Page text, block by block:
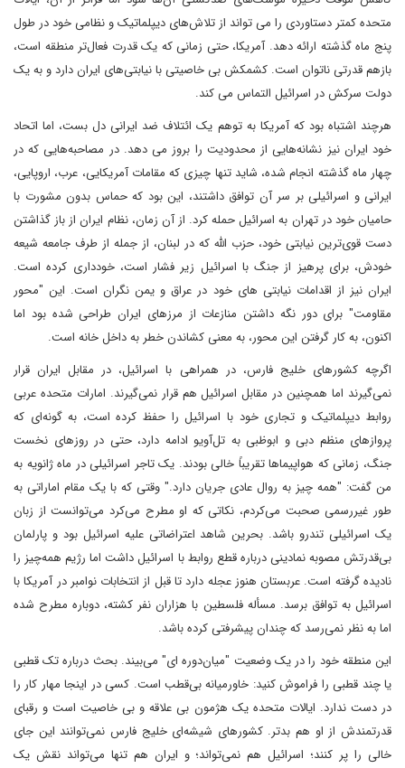
متحده کمتر دستاوردی را می تواند از تلاش‌های دیپلماتیک و نظامی خود در طول
پنج ماه گذشته ارائه دهد. آمریکا، حتی زمانی که یک قدرت فعال‌تر منطقه است،
بازهم قدرتی ناتوان است. کشمکش بی خاصیتی با نیابتی‌های ایران دارد و به یک
دولت سرکش در اسرائیل التماس می کند.
هرچند اشتباه بود که آمریکا به توهم یک ائتلاف ضد ایرانی دل بست، اما اتحاد
خود ایران نیز نشانه‌هایی از محدودیت را بروز می ‌دهد. در مصاحبه‌هایی که در
چهار ماه گذشته انجام شده، شاید تنها چیزی که مقامات آمریکایی، عرب، اروپایی،
ایرانی و اسرائیلی بر سر آن توافق داشتند، این بود که حماس بدون مشورت با
حامیان خود در تهران به اسرائیل حمله کرد. از آن زمان، نظام ایران از باز گذاشتن
دست قوی‌ترین نیابتی خود، حزب الله که در لبنان، از جمله از طرف جامعه شیعه
خودش، برای پرهیز از جنگ با اسرائیل زیر فشار است، خودداری کرده است.
ایران نیز از اقدامات نیابتی های خود در عراق و یمن نگران است. این "محور
مقاومت" برای دور نگه داشتن منازعات از مرزهای ایران طراحی شده بود اما
اکنون، به کار گرفتن این محور، به معنی کشاندن خطر به داخل خانه است.
اگرچه کشورهای خلیج فارس، در همراهی با اسرائیل، در مقابل ایران قرار
نمی‌گیرند اما همچنین در مقابل اسرائیل هم قرار نمی‌گیرند. امارات متحده عربی
روابط دیپلماتیک و تجاری خود با اسرائیل را حفظ کرده است، به گونه‌ای که
پروازهای منظم دبی و ابوظبی به تل‌آویو ادامه دارد، حتی در روزهای نخست
جنگ، زمانی که هواپیماها تقریباً خالی بودند. یک تاجر اسرائیلی در ماه ژانویه به
من گفت: "همه چیز به روال عادی جریان دارد." وقتی که با یک مقام اماراتی به
طور غیررسمی صحبت می‌کردم، نکاتی که او مطرح می‌کرد می‌توانست از زبان
یک اسرائیلی تندرو باشد. بحرین شاهد اعتراضاتی علیه اسرائیل بود و پارلمان
بی‌قدرتش مصوبه نمادینی درباره قطع روابط با اسرائیل داشت اما رژیم همه‌چیز را
نادیده گرفته است. عربستان هنوز عجله دارد تا قبل از انتخابات نوامبر در آمریکا با
اسرائیل به توافق برسد. مسأله فلسطین با هزاران نفر کشته، دوباره مطرح شده
اما به نظر نمی‌رسد که چندان پیشرفتی کرده باشد.
این منطقه خود را در یک وضعیت "میان‌دوره ای" می‌بیند. بحث درباره تک قطبی
یا چند قطبی را فراموش کنید: خاورمیانه بی‌قطب است. کسی در اینجا مهار کار را
در دست ندارد. ایالات متحده یک هژمون بی علاقه و بی خاصیت است و رقبای
قدرتمندش از او هم بدتر. کشورهای شیشه‌ای خلیج فارس نمی‌توانند این جای
خالی را پر کنند؛ اسرائیل هم نمی‌تواند؛ و ایران هم تنها می‌تواند نقش یک